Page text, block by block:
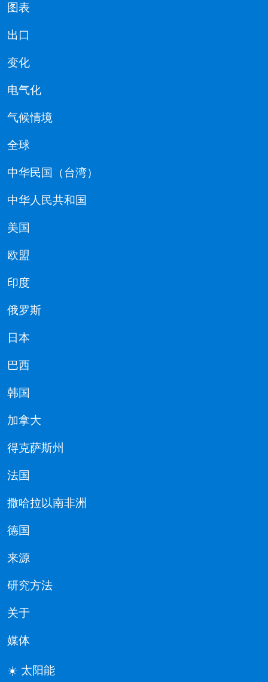
图表
出口
变化
电气化
气候情境
全球
中华民国（台湾）
中华人民共和国
美国
欧盟
印度
俄罗斯
日本
巴西
韩国
加拿大
得克萨斯州
法国
撒哈拉以南非洲
德国
来源
研究方法
关于
媒体
☀️ 太阳能